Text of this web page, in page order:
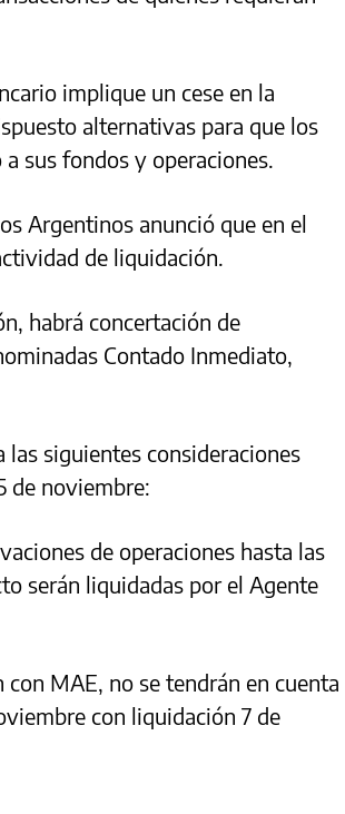
implique un cese en la
alternativas para que los
sus fondos y operaciones.
Argentinos anunció que en el
de liquidación.
habrá concertación de
Contado Inmediato,
siguientes consideraciones
de noviembre:
de operaciones hasta las
serán liquidadas por el Agente
MAE, no se tendrán en cuenta
con liquidación 7 de